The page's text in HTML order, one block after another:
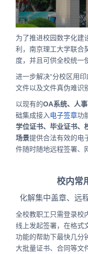
我们
为了推进校园数字化建
利，南京理工大学联合
度，并且可供全校统一
进一步解决“分校区用
文件以及文件真伪难识
以现有的OA系统、人
础集成接入电子签章功
学位证书、毕业证书、
场景提供合法有效的电
件随时随地远程签署、
校内常
化解集中盖章、远
全校教职工只需登录校
线上发起签署，在格式
功能的帮助下最快几分
大批量证书、合同等文